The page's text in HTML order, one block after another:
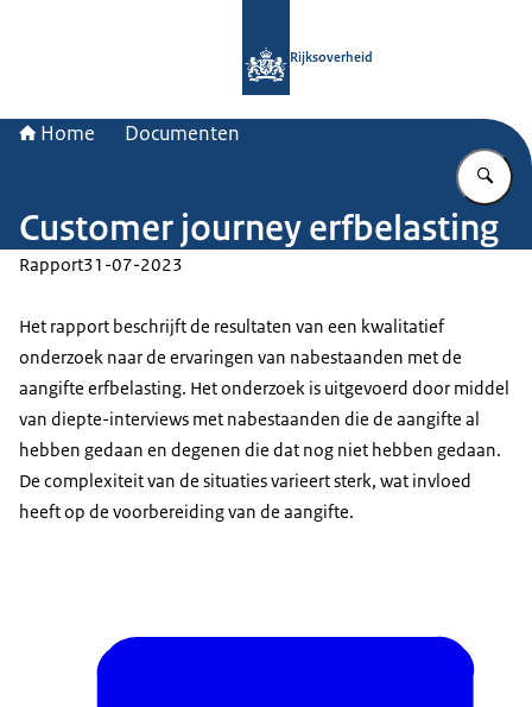
Rijksoverheid
Home Documenten
Customer journey erfbelasting
Rapport31-07-2023
Het rapport beschrijft de resultaten van een kwalitatief
onderzoek naar de ervaringen van nabestaanden met de
aangifte erfbelasting. Het onderzoek is uitgevoerd door middel
van diepte-interviews met nabestaanden die de aangifte al
hebben gedaan en degenen die dat nog niet hebben gedaan.
De complexiteit van de situaties varieert sterk, wat invloed
heeft op de voorbereiding van de aangifte.